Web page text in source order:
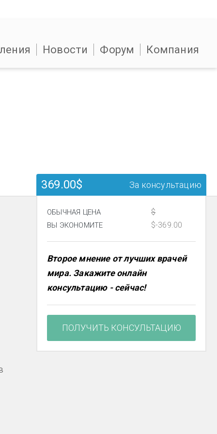
Новости Форум Компания
369.00$ За консультацию
ОБЫЧНАЯ ЦЕНА $
ВЫ ЭКОНОМИТЕ $-369.00
Второе мнение от лучших врачей
мира. Закажите онлайн
консультацию - сейчас!
ПОЛУЧИТЬ КОНСУЛЬТАЦИЮ